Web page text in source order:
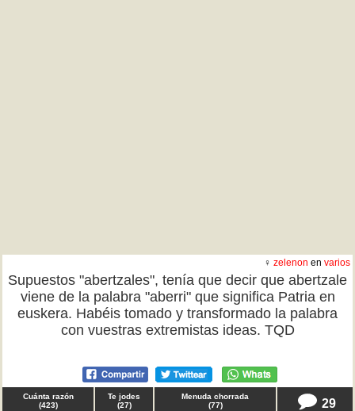
♀ zelenon en varios
Supuestos "abertzales", tenía que decir que abertzale
viene de la palabra "aberri" que significa Patria en
euskera. Habéis tomado y transformado la palabra
con vuestras extremistas ideas. TQD
Cuánta razón
(423)
Te jodes
(27)
Menuda chorrada
(77) 29